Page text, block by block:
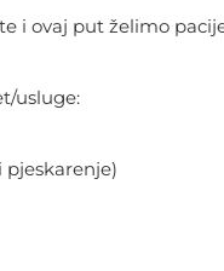
i ovaj put želimo
usluge: